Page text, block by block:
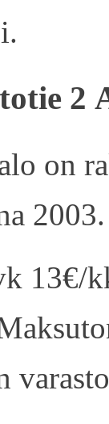
2
on
2003.
13€/